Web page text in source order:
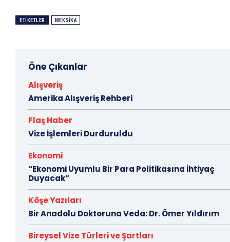
ETIKETLER MEKSIKA
Öne Çıkanlar
Alışveriş
Amerika Alışveriş Rehberi
Flaş Haber
Vize İşlemleri Durduruldu
Ekonomi
“Ekonomi Uyumlu Bir Para Politikasına İhtiyaç
Duyacak”
Köşe Yazıları
Bir Anadolu Doktoruna Veda: Dr. Ömer Yıldırım
Bireysel Vize Türleri ve Şartları